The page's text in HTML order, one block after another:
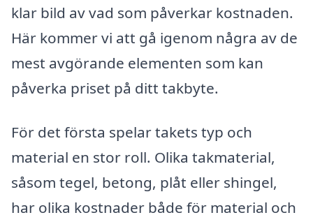
klar bild av vad som påverkar kostnaden.
Här kommer vi att gå igenom några av de
mest avgörande elementen som kan
påverka priset på ditt takbyte.
För det första spelar takets typ och
material en stor roll. Olika takmaterial,
såsom tegel, betong, plåt eller shingel,
har olika kostnader både för material och